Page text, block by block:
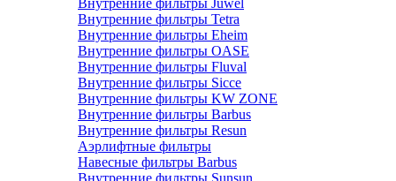
Внутренние фильтры Juwel
Внутренние фильтры Tetra
Внутренние фильтры Eheim
Внутренние фильтры OASE
Внутренние фильтры Fluval
Внутренние фильтры Sicce
Внутренние фильтры KW ZONE
Внутренние фильтры Barbus
Внутренние фильтры Resun
Аэрлифтные фильтры
Навесные фильтры Barbus
Внутренние фильтры Sunsun